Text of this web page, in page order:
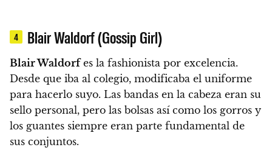
4 Blair Waldorf (Gossip Girl)
Blair Waldorfes la fashionista por excelencia.
Desde que iba al colegio, modificaba el uniforme
para hacerlo suyo. Las bandas en la cabeza eran su
sello personal, pero las bolsas así como los gorros y
los guantes siempre eran parte fundamental de
sus conjuntos.